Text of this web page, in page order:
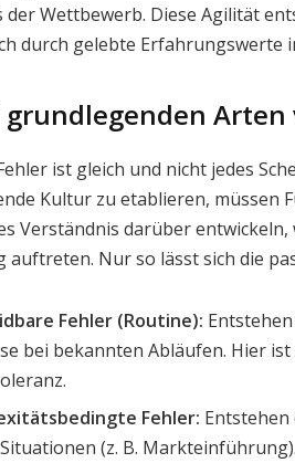
der Wettbewerb. Diese Agilität
durch gelebte Erfahrungswerte
grundlegenden
ist gleich und nicht jedes
Kultur zu etablieren, müssen
Verständnis darüber
auftreten. Nur so lässt sich die
Fehler (Routine):
bei bekannten Abläufen. Hier
Fehler:
(z. B.